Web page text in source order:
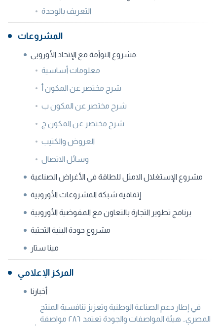
التعريف بالوحدة
المشروعات
مشروع التوأمة مع الإتحاد الأوروبى.
معلومات أساسية
شرح مختصر عن المكون أ
شرح مختصر عن المكون ب
شرح مختصر عن المكون ج
العروض والكتيب
وسائل الاتصال
مشروع الإستغلال الامثل للطاقة في الأغراض الصناعية
إتفاقية شبكة المشروعات الأوروبية
برنامج تطوير التجارة بالتعاون مع المفوضية الأوروبية
مشروع جودة البنية التحتية
مينا ستار
المركز الإعلامي
أخبارنا
في إطار دعم الصناعة الوطنية وتعزيز تنافسية المنتج
المصري.. هيئة المواصفات والجودة تعتمد ٢٨٦ مواصفة